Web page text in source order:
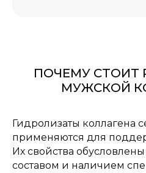
ПОЧЕМУ СТОИТ
МУЖСКОЙ
Гидролизаты коллагена
применяются для
Их свойства
составом и наличием